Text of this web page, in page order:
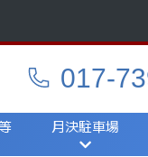
017-
月決駐車場